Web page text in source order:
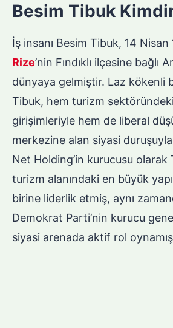
Besim Tibuk
İş insanı Besim Tibuk, 14
Rize’nin Fındıklı ilçesine bağlı
dünyaya gelmiştir. Laz kökenli
Tibuk, hem turizm
girişimleriyle hem de liberal
merkezine alan siyasi duruşuyla
Net Holding’in kurucusu olarak
turizm alanındaki en büyük
birine liderlik etmiş, aynı
Demokrat Parti’nin kurucu
siyasi arenada aktif rol